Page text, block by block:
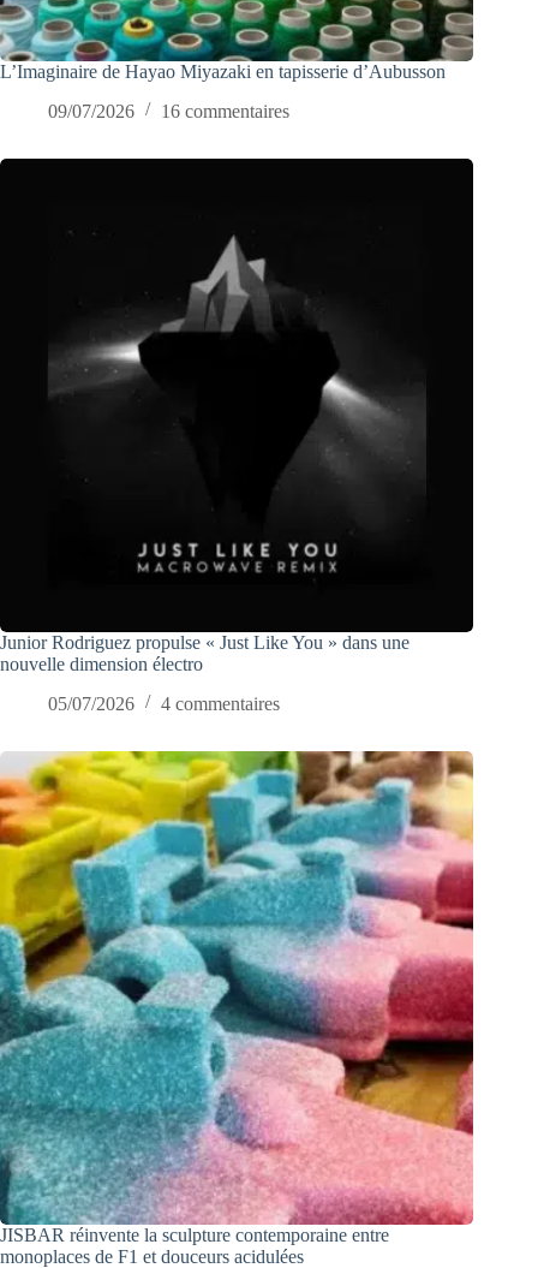
L’Imaginaire de Hayao Miyazaki en tapisserie d’Aubusson
09/07/2026
16 commentaires
Junior Rodriguez propulse « Just Like You » dans une
nouvelle dimension électro
05/07/2026
4 commentaires
JISBAR réinvente la sculpture contemporaine entre
monoplaces de F1 et douceurs acidulées